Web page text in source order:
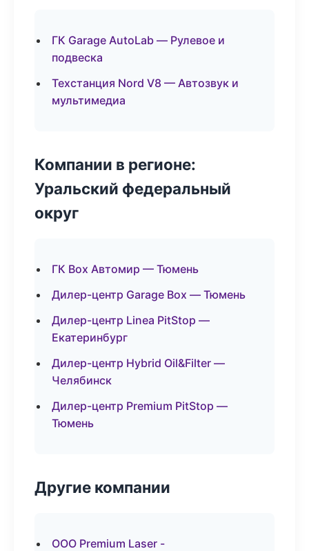
ГК Garage AutoLab — Рулевое и
подвеска
Техстанция Nord V8 — Автозвук и
мультимедиа
Компании в регионе:
Уральский федеральный
округ
ГК Box Автомир — Тюмень
Дилер-центр Garage Box — Тюмень
Дилер-центр Linea PitStop —
Екатеринбург
Дилер-центр Hybrid Oil&Filter —
Челябинск
Дилер-центр Premium PitStop —
Тюмень
Другие компании
ООО Premium Laser -